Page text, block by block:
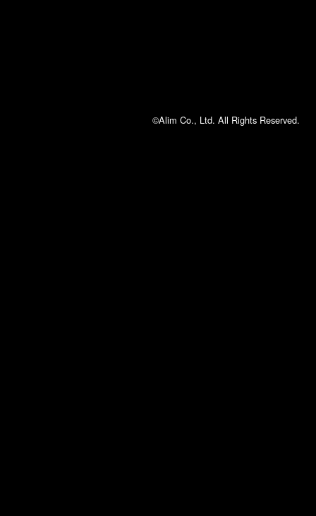
©Alim Co., Ltd. All Rights Reserved.